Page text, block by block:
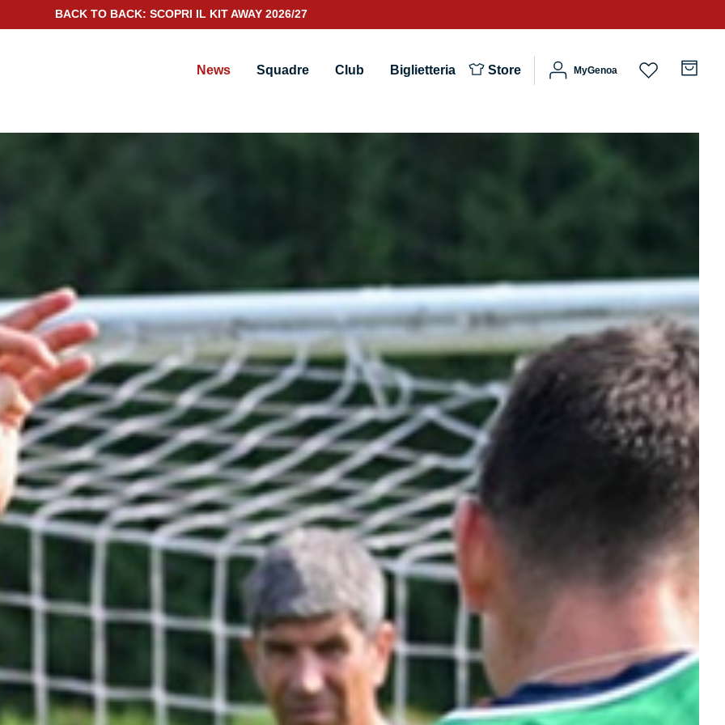
SCOPRI IL NUOVO KIT PORTIERE 2026/27
News Squadre Club Biglietteria Store MyGenoa